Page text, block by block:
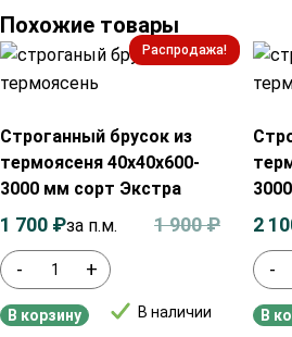
Похожие товары
Распродажа!
Строганный брусок из
термоясеня 40х40х600-
3000 мм сорт Экстра
- +
В наличии
1 900₽
1 700 ₽за п.м.
В корзину
-
2
В